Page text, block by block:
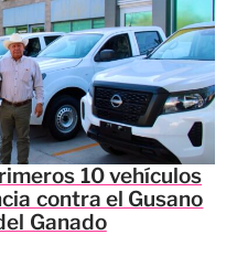
10 vehículos
contra el Gusano
Ganado